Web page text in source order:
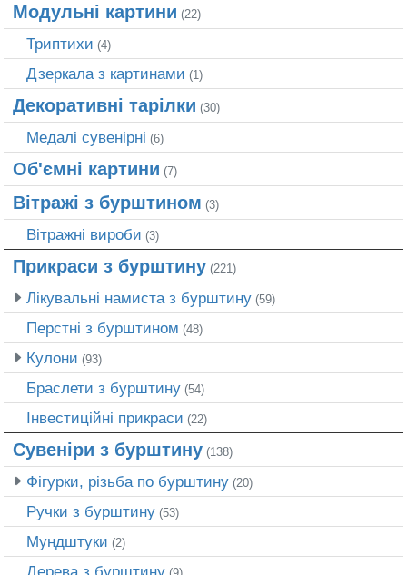
Модульні картини (22)
Триптихи (4)
Дзеркала з картинами (1)
Декоративні тарілки (30)
Медалі сувенірні (6)
Об'ємні картини (7)
Вітражі з бурштином (3)
Вітражні вироби (3)
Прикраси з бурштину (221)
Лікувальні намиста з бурштину (59)
Перстні з бурштином (48)
Кулони (93)
Браслети з бурштину (54)
Інвестиційні прикраси (22)
Сувеніри з бурштину (138)
Фігурки, різьба по бурштину (20)
Ручки з бурштину (53)
Мундштуки (2)
Дерева з бурштину